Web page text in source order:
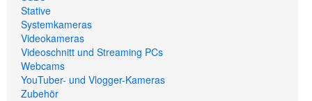
Stative
Systemkameras
Videokameras
Videoschnitt und Streaming PCs
Webcams
YouTuber- und Vlogger-Kameras
Zubehör